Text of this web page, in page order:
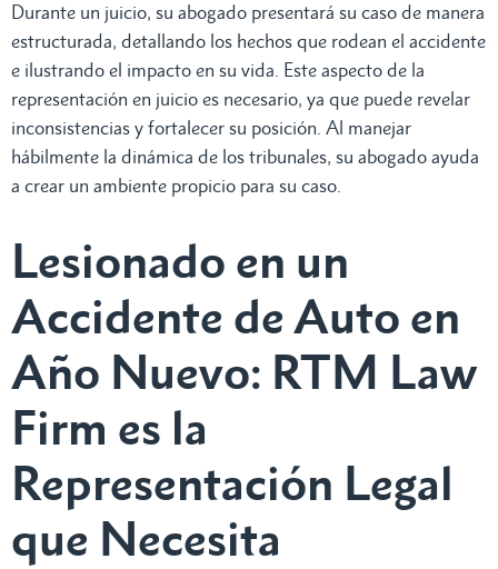
Durante un juicio, su abogado presentará su caso de manera
estructurada, detallando los hechos que rodean el accidente
e ilustrando el impacto en su vida. Este aspecto de la
representación en juicio es necesario, ya que puede revelar
inconsistencias y fortalecer su posición. Al manejar
hábilmente la dinámica de los tribunales, su abogado ayuda
a crear un ambiente propicio para su caso.
Lesionado en un
Accidente de Auto en
Año Nuevo: RTM Law
Firm es la
Representación Legal
que Necesita